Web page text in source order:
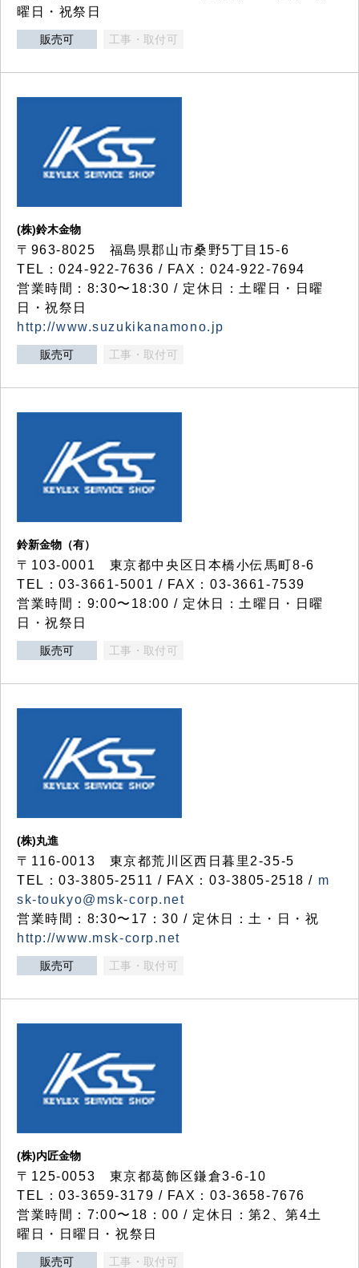
曜日・祝祭日
販売可 工事・取付可
(株)鈴木金物
〒963-8025 福島県郡山市桑野5丁目15-6
TEL：024-922-7636 / FAX：024-922-7694
営業時間：8:30〜18:30 / 定休日：土曜日・日曜
日・祝祭日
http://www.suzukikanamono.jp
販売可 工事・取付可
鈴新金物（有）
〒103-0001 東京都中央区日本橋小伝馬町8-6
TEL：03-3661-5001 / FAX：03-3661-7539
営業時間：9:00〜18:00 / 定休日：土曜日・日曜
日・祝祭日
販売可 工事・取付可
(株)丸進
〒116-0013 東京都荒川区西日暮里2-35-5
TEL：03-3805-2511 / FAX：03-3805-2518 / m
sk-toukyo@msk-corp.net
営業時間：8:30〜17：30 / 定休日：土・日・祝
http://www.msk-corp.net
販売可 工事・取付可
(株)内匠金物
〒125-0053 東京都葛飾区鎌倉3-6-10
TEL：03-3659-3179 / FAX：03-3658-7676
営業時間：7:00〜18：00 / 定休日：第2、第4土
曜日・日曜日・祝祭日
販売可 工事・取付可